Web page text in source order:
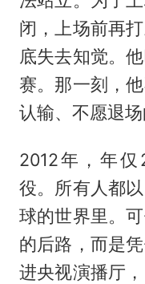
闭，上场前再
底失去知觉。
赛。那一刻，
认输、不愿退场
2012年，年
役。所有人都
球的世界里。
的后路，而是
进央视演播厅